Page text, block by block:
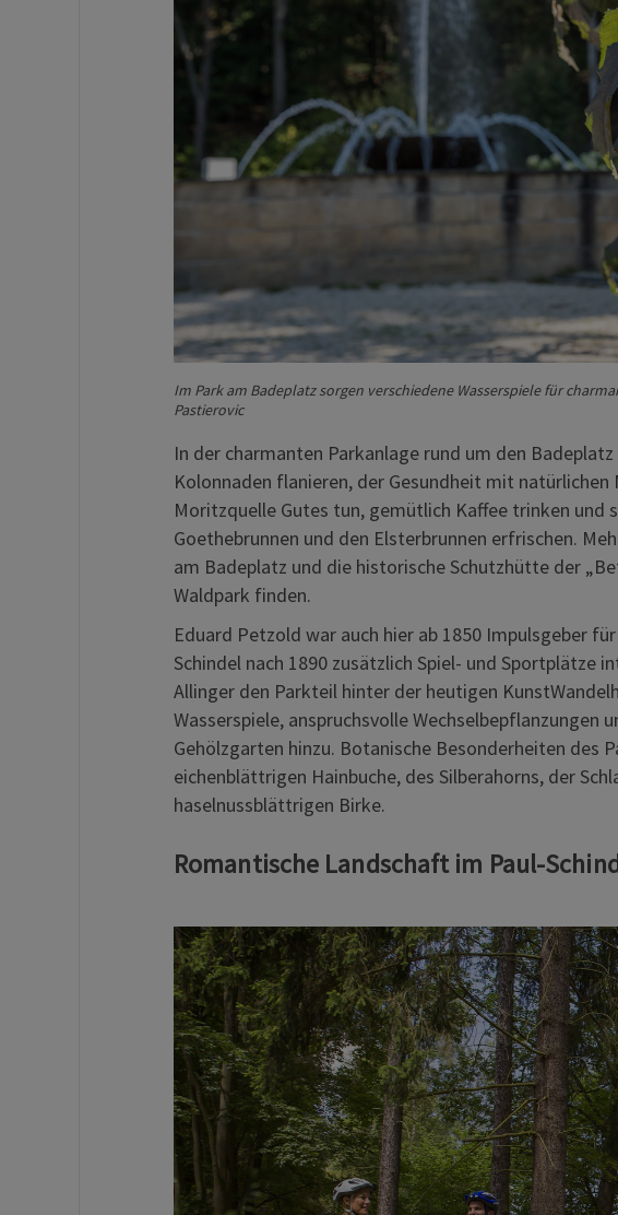
Im Park am Badeplatz sorgen verschiedene Wasserspiele für
Pastierovic
In der charmanten Parkanlage rund um den
Kolonnaden flanieren, der Gesundheit mit natürlichen
Moritzquelle Gutes tun, gemütlich Kaffee trinken und
Goethebrunnen und den Elsterbrunnen erfrischen.
am Badeplatz und die historische Schutzhütte der
Waldpark finden.
Eduard Petzold war auch hier ab 1850 Impulsgeber
Schindel nach 1890 zusätzlich Spiel- und Sportplätze
Allinger den Parkteil hinter der heutigen
Wasserspiele, anspruchsvolle Wechselbepflanzungen
Gehölzgarten hinzu. Botanische Besonderheiten des
eichenblättrigen Hainbuche, des Silberahorns, der
haselnussblättrigen Birke.
Romantische Landschaft im Paul-